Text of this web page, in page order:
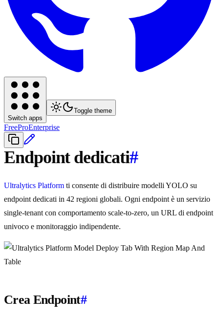
Switch apps
Toggle theme
FreeProEnterprise
Endpoint dedicati#
Ultralytics Platform ti consente di distribuire modelli YOLO su
endpoint dedicati in 42 regioni globali. Ogni endpoint è un servizio
single-tenant con comportamento scale-to-zero, un URL di endpoint
univoco e monitoraggio indipendente.
Crea Endpoint#